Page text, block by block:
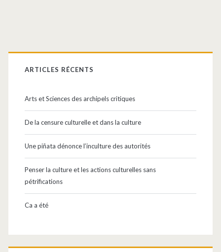
Barre
latérale
principale
ARTICLES RÉCENTS
Arts et Sciences des archipels critiques
De la censure culturelle et dans la culture
Une piñata dénonce l’inculture des autorités
Penser la culture et les actions culturelles sans
pétrifications
Ca a été